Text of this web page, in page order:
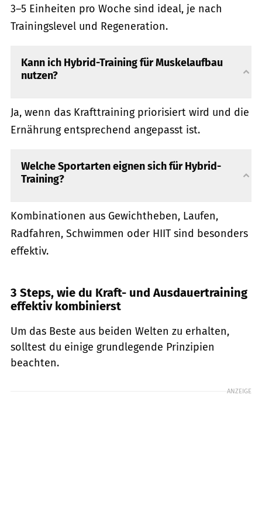
3–5 Einheiten pro Woche sind ideal, je nach
Trainingslevel und Regeneration.
Kann ich Hybrid-Training für Muskelaufbau
nutzen?
Ja, wenn das Krafttraining priorisiert wird und die
Ernährung entsprechend angepasst ist.
Welche Sportarten eignen sich für Hybrid-
Training?
Kombinationen aus Gewichtheben, Laufen,
Radfahren, Schwimmen oder HIIT sind besonders
effektiv.
3 Steps, wie du Kraft- und Ausdauertraining
effektiv kombinierst
Um das Beste aus beiden Welten zu erhalten,
solltest du einige grundlegende Prinzipien
beachten.
ANZEIGE